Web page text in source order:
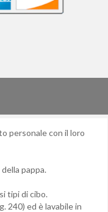
personale con il loro
pappa.
tipi di cibo.
240) ed è lavabile in